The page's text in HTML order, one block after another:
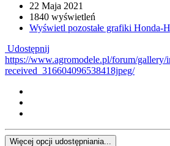
22 Maja 2021
1840 wyświetleń
Wyświetl pozostałe grafiki Honda-
Udostępnij
https://www.agromodele.pl/forum/gallery/
received_316604096538418jpeg/
Więcej opcji udostępniania...